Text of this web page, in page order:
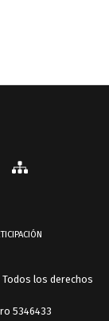
los derechos
5346433